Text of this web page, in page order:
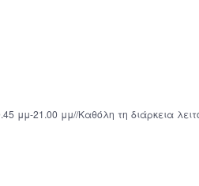
21.00 μμ//Καθόλη τη διάρκεια